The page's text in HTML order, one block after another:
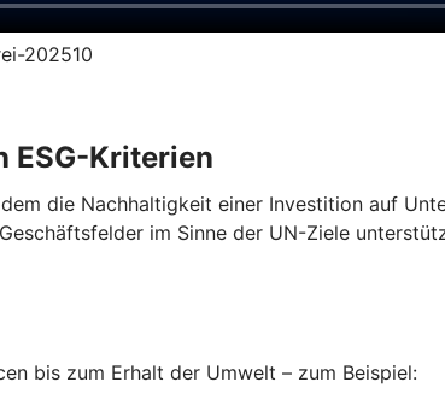
202510
ESG-Kriterien
die Nachhaltigkeit einer Investition auf
im Sinne der UN-Ziele
bis zum Erhalt der Umwelt – zum Beispiel: